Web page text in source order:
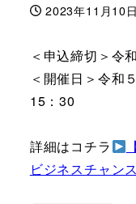
投稿日
2023年11月10日
＜申込締切＞令
＜開催日＞令和
15：30
詳細はコチラ
ビジネスチャン